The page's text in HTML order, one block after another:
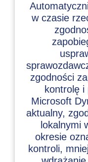
w czasie
zgodności
kontrolę
Microsoft
aktualny,
lokalnymi
okresie
kontroli,